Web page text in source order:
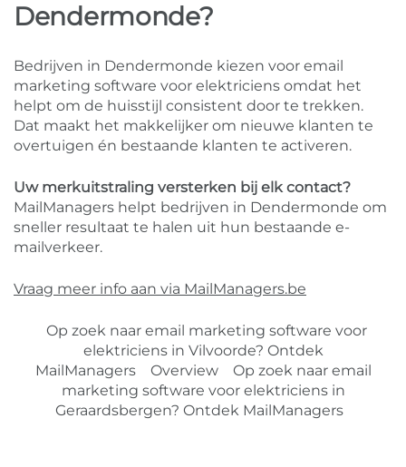
Dendermonde?
Bedrijven in Dendermonde kiezen voor email
marketing software voor elektriciens omdat het
helpt om de huisstijl consistent door te trekken.
Dat maakt het makkelijker om nieuwe klanten te
overtuigen én bestaande klanten te activeren.
Uw merkuitstraling versterken bij elk contact?
MailManagers helpt bedrijven in Dendermonde om
sneller resultaat te halen uit hun bestaande e-
mailverkeer.
Vraag meer info aan via MailManagers.be
Op zoek naar email marketing software voor
elektriciens in Vilvoorde? Ontdek
MailManagers
Overview
Op zoek naar email
marketing software voor elektriciens in
Geraardsbergen? Ontdek MailManagers